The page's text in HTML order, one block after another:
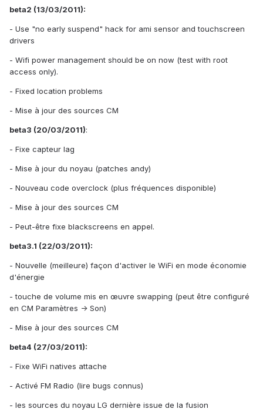
beta2 (13/03/2011):
- Use "no early suspend" hack for ami sensor and touchscreen
drivers
- Wifi power management should be on now (test with root
access only).
- Fixed location problems
- Mise à jour des sources CM
beta3 (20/03/2011):
- Fixe capteur lag
- Mise à jour du noyau (patches andy)
- Nouveau code overclock (plus fréquences disponible)
- Mise à jour des sources CM
- Peut-être fixe blackscreens en appel.
beta3.1 (22/03/2011):
- Nouvelle (meilleure) façon d'activer le WiFi en mode économie
d'énergie
- touche de volume mis en œuvre swapping (peut être configuré
en CM Paramètres -> Son)
- Mise à jour des sources CM
beta4 (27/03/2011):
- Fixe WiFi natives attache
- Activé FM Radio (lire bugs connus)
- les sources du noyau LG dernière issue de la fusion